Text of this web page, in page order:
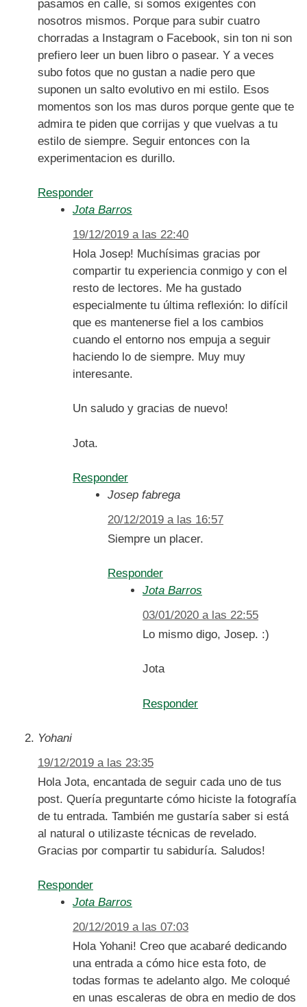
pasamos en calle, si somos exigentes con
nosotros mismos. Porque para subir cuatro
chorradas a Instagram o Facebook, sin ton ni son
prefiero leer un buen libro o pasear. Y a veces
subo fotos que no gustan a nadie pero que
suponen un salto evolutivo en mi estilo. Esos
momentos son los mas duros porque gente que te
admira te piden que corrijas y que vuelvas a tu
estilo de siempre. Seguir entonces con la
experimentacion es durillo.
Responder
Jota Barros
19/12/2019 a las 22:40
Hola Josep! Muchísimas gracias por
compartir tu experiencia conmigo y con el
resto de lectores. Me ha gustado
especialmente tu última reflexión: lo difícil
que es mantenerse fiel a los cambios
cuando el entorno nos empuja a seguir
haciendo lo de siempre. Muy muy
interesante.
Un saludo y gracias de nuevo!
Jota.
Responder
Josep fabrega
20/12/2019 a las 16:57
Siempre un placer.
Responder
Jota Barros
03/01/2020 a las 22:55
Lo mismo digo, Josep. :)
Jota
Responder
Yohani
19/12/2019 a las 23:35
Hola Jota, encantada de seguir cada uno de tus
post. Quería preguntarte cómo hiciste la fotografía
de tu entrada. También me gustaría saber si está
al natural o utilizaste técnicas de revelado.
Gracias por compartir tu sabiduría. Saludos!
Responder
Jota Barros
20/12/2019 a las 07:03
Hola Yohani! Creo que acabaré dedicando
una entrada a cómo hice esta foto, de
todas formas te adelanto algo. Me coloqué
en unas escaleras de obra en medio de dos